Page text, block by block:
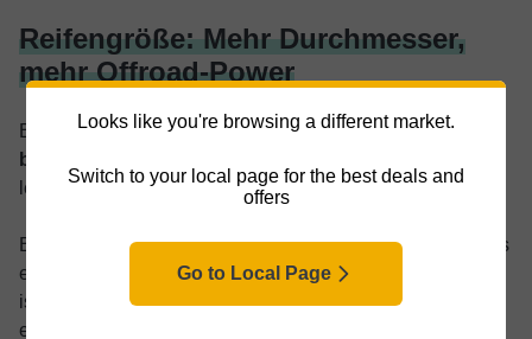
Looks like you're browsing a different market.
Switch to your local page for the best deals and
offers
Go to Local Page
Reifengröße: Mehr Durchmesser,
mehr Offroad-Power
Bei Rädern für Offroad-Einsätzeist größer definitiv
besser
leichter über Hindernisse hinweg.
Betrachte es einmal so: Ein 15 cm großes Schlagloch, das
ein kleines Skateboardrad komplett verschlucken würde,
ist für einen richtigen Mountainbike-Reifen kaum mehr als
eine Unebenheit. Das gleiche Prinzip gilt für Roller. Ein